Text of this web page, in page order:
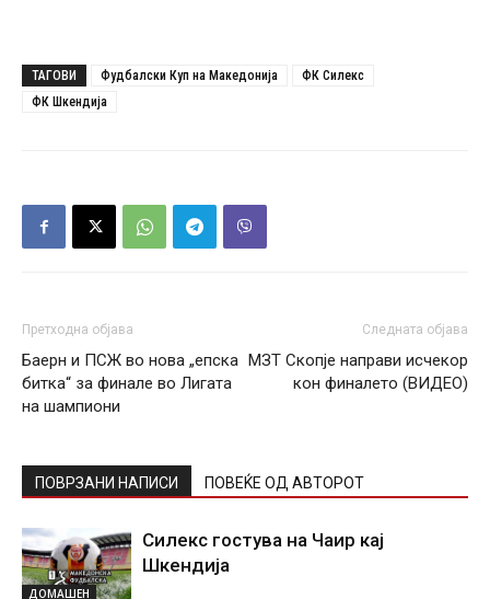
ТАГОВИ Фудбалски Куп на Македонија
ФК Силекс
ФК Шкендија
Претходна објава
Баерн и ПСЖ во нова „епска
битка“ за финале во Лигата
на шампиони
Следната објава
МЗТ Скопје направи исчекор
кон финалето (ВИДЕО)
ПОВРЗАНИ НАПИСИ ПОВЕЌЕ ОД АВТОРОТ
ДОМАШЕН
Силекс гостува на Чаир кај
Шкендија